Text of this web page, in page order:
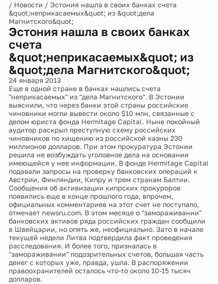
/ Новости / Эстония нашла в своих банках счета
&quot;неприкасаемых&quot; из &quot;дела
Магнитского&quot;
Эстония нашла в своих банках
счета
&quot;неприкасаемых&quot; из
&quot;дела Магнитского&quot;
24 января 2013
Еще в одной стране в банках нашлись счета
"неприкасаемых" из "дела Магнитского". В Эстонии
выяснили, что через банки этой страны российские
чиновники могли вывести около $10 млн, связанные с
делом юриста фонда Hermitage Capital. Ныне покойный
аудитор раскрыл преступную схему российских
чиновников по хищению из российской казны 230
миллионов долларов. При этом прокуратура Эстонии
решила не возбуждать уголовное дела на основании
имеющейся у нее информации. В фонде Hermitage Capital
подавали запросы на проверку банковских операций к
Австрии, Финляндии, Кипру и трем странам Балтии.
Сообщения об активизации кипрских прокуроров
появились еще в конце прошлого года, впрочем,
официальных комментариев на этот счет не поступало,
отмечает newsru.com. В этом месяце о "замораживании"
банковских активов ряда российских граждан сообщили
в Швейцарии, но опять же, неофициально. Зато в начале
текущей недели Литва подтвердила факт проведения
расследования. И более того, призналась в
"замораживании" подозрительных счетов, большая часть
денег с которых уже, правда, ушла. В распоряжении
правоохранителей осталось что-то около 10-15 тысяч
долларов.